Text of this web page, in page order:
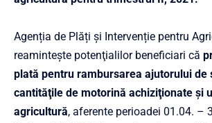
Agenția de Plăți și Intervenție pentru
reamintește potenţialilor beneficiari că
plată pentru rambursarea ajutorului de
cantităţile de motorină achiziţionate şi
agricultură, aferente perioadei 01.04. –